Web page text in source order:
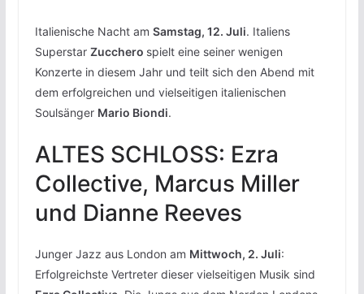
Italienische Nacht am Samstag, 12. Juli. Italiens
Superstar Zucchero spielt eine seiner wenigen
Konzerte in diesem Jahr und teilt sich den Abend mit
dem erfolgreichen und vielseitigen italienischen
Soulsänger Mario Biondi.
ALTES SCHLOSS: Ezra
Collective, Marcus Miller
und Dianne Reeves
Junger Jazz aus London am Mittwoch, 2. Juli:
Erfolgreichste Vertreter dieser vielseitigen Musik sind